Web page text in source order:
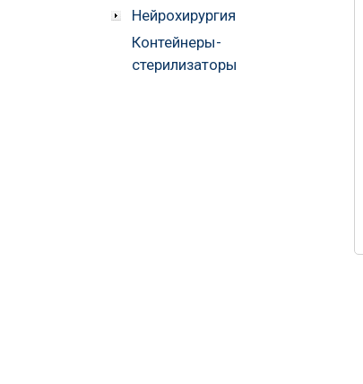
Нейрохирургия
Контейнеры-
стерилизаторы